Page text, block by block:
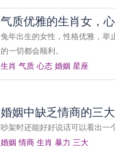
气质优雅的生肖女，
兔年出生的女性，性格优雅，举
的一切都会顺利。
生肖 气质 心态 婚姻 星座
婚姻中缺乏情商的三
吵架时还能好好说话可以看出一
婚姻 情商 生肖 暴力 三大